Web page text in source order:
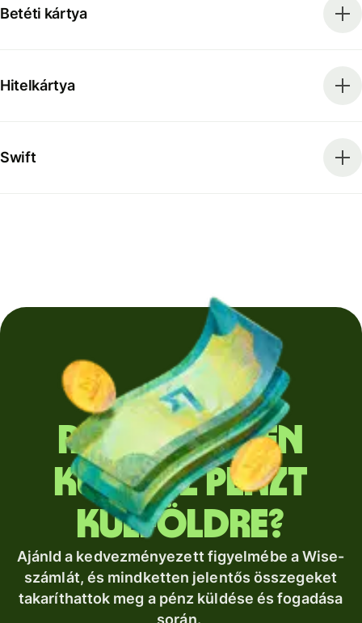
Betéti kártya
Hitelkártya
Swift
Rendszeresen
küldesz pénzt
külföldre?
Ajánld a kedvezményezett figyelmébe a Wise-
számlát, és mindketten jelentős összegeket
takaríthattok meg a pénz küldése és fogadása